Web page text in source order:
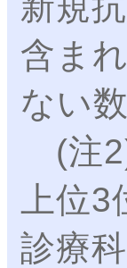
含ま
ない
(注
上位
診療